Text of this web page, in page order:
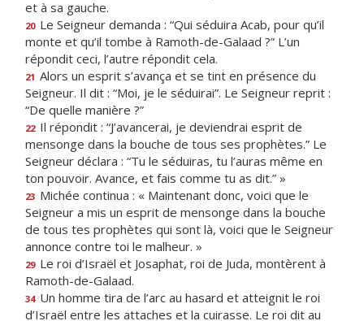
et à sa gauche.
20 Le Seigneur demanda : “Qui séduira Acab, pour qu’il
monte et qu’il tombe à Ramoth-de-Galaad ?” L’un
répondit ceci, l’autre répondit cela.
21 Alors un esprit s’avança et se tint en présence du
Seigneur. Il dit : “Moi, je le séduirai”. Le Seigneur reprit :
“De quelle manière ?”
22 Il répondit : “J’avancerai, je deviendrai esprit de
mensonge dans la bouche de tous ses prophètes.” Le
Seigneur déclara : “Tu le séduiras, tu l’auras même en
ton pouvoir. Avance, et fais comme tu as dit.” »
23 Michée continua : « Maintenant donc, voici que le
Seigneur a mis un esprit de mensonge dans la bouche
de tous tes prophètes qui sont là, voici que le Seigneur
annonce contre toi le malheur. »
29 Le roi d’Israël et Josaphat, roi de Juda, montèrent à
Ramoth-de-Galaad.
34 Un homme tira de l’arc au hasard et atteignit le roi
d’Israël entre les attaches et la cuirasse. Le roi dit au